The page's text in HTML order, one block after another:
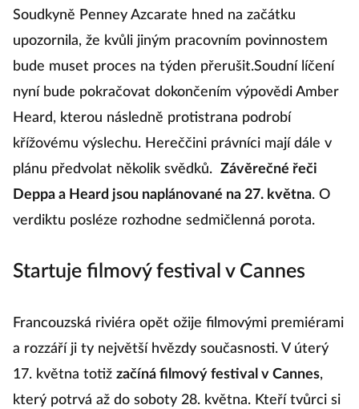
Soudkyně Penney Azcarate hned na začátku
upozornila, že kvůli jiným pracovním povinnostem
bude muset proces na týden přerušit.Soudní líčení
nyní bude pokračovat dokončením výpovědi Amber
Heard, kterou následně protistrana podrobí
křížovému výslechu. Hereččini právníci mají dále v
plánu předvolat několik svědků. Závěrečné řeči
Deppa a Heard jsou naplánované na 27. května. O
verdiktu posléze rozhodne sedmičlenná porota.
Startuje filmový festival v Cannes
Francouzská riviéra opět ožije filmovými premiérami
a rozzáří ji ty největší hvězdy současnosti. V úterý
17. května totiž začíná filmový festival v Cannes,
který potrvá až do soboty 28. května. Kteří tvůrci si